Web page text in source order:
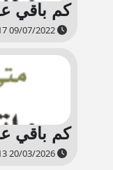
كم باقي
كم باقي